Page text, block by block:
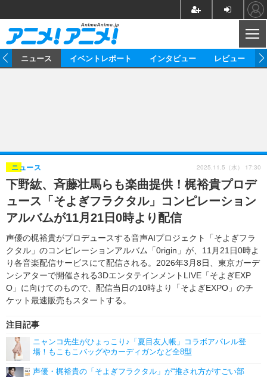
ゲーム グッズ
イベント 海外
海外イベント ビジネス
俳優・タレント アーティスト
ビジネス
アニメ 実写
書評
ゲーム 座談会
動画
アニメ 映画/ドラマ
アニメ！アニメ！TV ABEMA Cafe
連載・コラム
ニュース イベントレポート インタビュー レビュー
下野紘、斉藤壮馬らも楽曲提供！梶裕貴プロデ
ュース「そよぎフラクタル」コンピレーション
アルバムが11月21日0時より配信
声優の梶裕貴がプロデュースする音声AIプロジェクト「そよぎフラ
クタル」のコンピレーションアルバム「0rigin」が、11月21日0時よ
り各音楽配信サービスにて配信される。2026年3月8日、東京ガーデ
ンシアターで開催される3DエンタテインメントLIVE「そよぎEXP
O」に向けてのもので、配信当日の10時より「そよぎEXPO」のチ
ケット最速販売もスタートする。
ニュース
注目記事
ニャンコ先生がひょっこり♪「夏目友人帳」コラボアパレル登
場！もこもこバッグやカーディガンなど全8型
声優・梶裕貴の「そよぎフラクタル」が“推され方がすごい部
2025.11.5（水） 17:30